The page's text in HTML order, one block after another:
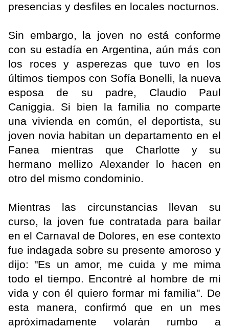
presencias y desfiles en locales nocturnos.
Sin embargo, la joven no está conforme
con su estadía en Argentina, aún más con
los roces y asperezas que tuvo en los
últimos tiempos con Sofía Bonelli, la nueva
esposa de su padre, Claudio Paul
Caniggia. Si bien la familia no comparte
una vivienda en común, el deportista, su
joven novia habitan un departamento en el
Fanea mientras que Charlotte y su
hermano mellizo Alexander lo hacen en
otro del mismo condominio.
Mientras las circunstancias llevan su
curso, la joven fue contratada para bailar
en el Carnaval de Dolores, en ese contexto
fue indagada sobre su presente amoroso y
dijo: "Es un amor, me cuida y me mima
todo el tiempo. Encontré al hombre de mi
vida y con él quiero formar mi familia". De
esta manera, confirmó que en un mes
apróximadamente volarán rumbo a